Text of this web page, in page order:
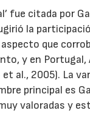
fue citada por
la
que
y en Portugal,
al., 2005). La
principal es
valoradas y